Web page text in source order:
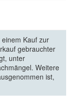
Kauf zur
gebrauchter
unter
Weitere
ist,